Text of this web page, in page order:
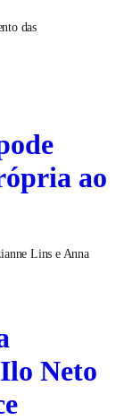
das
ao
Lins e Anna
Neto